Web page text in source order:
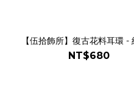
【伍拾飾所】復古花料耳環 -
NT$680